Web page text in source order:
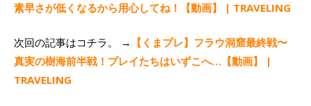
素早さが低くなるから用心してね！【動画】 | TRAVELING
次回の記事はコチラ。 → 【くまプレ】フラウ洞窟最終戦〜
真実の樹海前半戦！プレイたちはいずこへ…【動画】 |
TRAVELING